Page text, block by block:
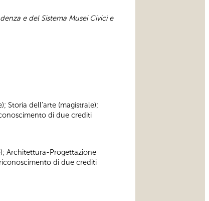
e del Sistema Musei Civici e
Storia dell’arte (magistrale);
di due crediti
Architettura-Progettazione
di due crediti